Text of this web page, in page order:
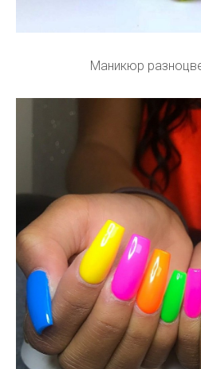
Маникюр